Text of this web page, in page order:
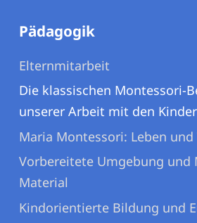
Pädagogik
Elternmitarbeit
Die klassischen Montessori-
unserer Arbeit mit den
Maria Montessori: Leben und
Vorbereitete Umgebung und
Material
Kindorientierte Bildung und